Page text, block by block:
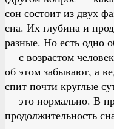
сон состоит из двух
сна. Их глубина и
разные. Но есть одно
— с возрастом
об этом забывают, а
спит почти круглые
— это нормально. В
продолжительность